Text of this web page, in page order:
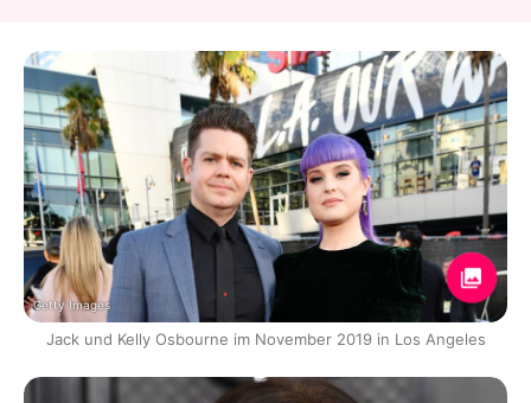
Getty Images
Jack und Kelly Osbourne im November 2019 in Los Angeles